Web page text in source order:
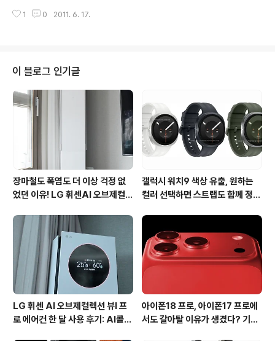
어코원 D3 - 뮤직 플레이어 컨트롤코원 D3 - 매트릭스 브
개선된 부분은 안정화가 아닐까 생각됩니다.지난 6개월간
니다. 하지만 진저브레드로 OS 업그레이드 한 이후에는 오
류로 인한 다운 현상이 확실히 줄어들었습니다. 또한 반응
속도나 터치감도 예전에 비해 많이 좋아졌는데요. 오늘은
MP3 플레이어의 기본이라고 할 수 있는 D3의 음악 재생
플레이어 동영상을 모아서 공개하도록 하겠습니다.코원 D
3 안드로이드 2.1 이클레어 음악플레이..
1 0 2011. 6. 17.
이 블로그 인기글
장마철도 폭염도 더 이상 걱정 없
었던 이유! LG 휘센AI 오브제컬렉
사용 후기
갤럭시 워치9 색상 유출, 원하는
컬러 선택하면 스트랩도 함께 정해
LG 휘센 AI 오브제컬렉션 뷰I 프
로 에어컨 한 달 사용 후기: AI콜드
아이폰18 프로, 아이폰17 프로에
서도 갈아탈 이유가 생겼다? 기대